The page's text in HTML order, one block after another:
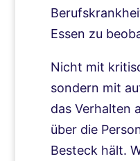
Essen zu
Nicht mit
sondern mit
das Verhalten
über die
Besteck hält.